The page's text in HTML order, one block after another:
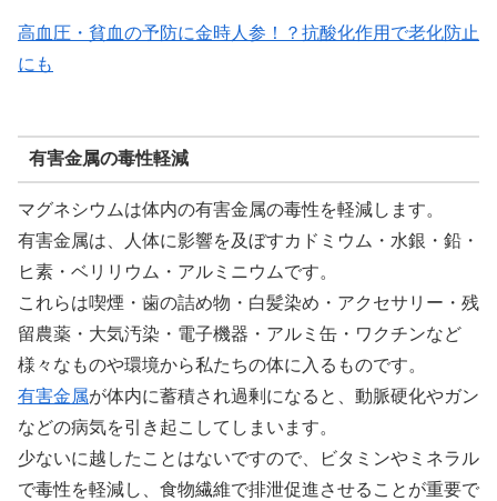
高血圧・貧血の予防に金時人参！？抗酸化作用で老化防止
にも
有害金属の毒性軽減
マグネシウムは体内の有害金属の毒性を軽減します。
有害金属は、人体に影響を及ぼすカドミウム・水銀・鉛・
ヒ素・ベリリウム・アルミニウムです。
これらは喫煙・歯の詰め物・白髪染め・アクセサリー・残
留農薬・大気汚染・電子機器・アルミ缶・ワクチンなど
様々なものや環境から私たちの体に入るものです。
有害金属が体内に蓄積され過剰になると、動脈硬化やガン
などの病気を引き起こしてしまいます。
少ないに越したことはないですので、ビタミンやミネラル
で毒性を軽減し、食物繊維で排泄促進させることが重要で